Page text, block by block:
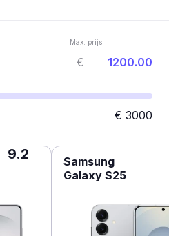
Max. prijs
€
€ 3000
9.2
Samsung
Galaxy S25